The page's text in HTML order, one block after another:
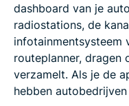
dashboard van je
radiostations, de
infotainmentsysteem
routeplanner, dragen
verzamelt. Als je de
hebben